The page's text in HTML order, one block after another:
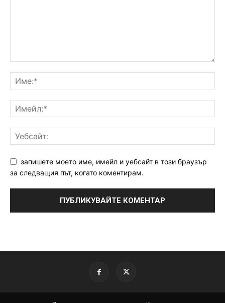
запишете моето име, имейл и уебсайт в този браузър
за следващия път, когато коментирам.